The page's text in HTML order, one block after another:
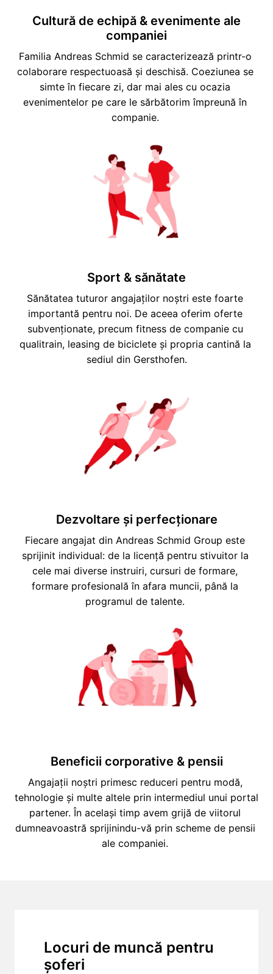
Cultură de echipă & evenimente ale
companiei
Familia Andreas Schmid se caracterizează printr-o
colaborare respectuoasă și deschisă. Coeziunea se
simte în fiecare zi, dar mai ales cu ocazia
evenimentelor pe care le sărbătorim împreună în
companie.
Sport & sănătate
Sănătatea tuturor angajaților noștri este foarte
importantă pentru noi. De aceea oferim oferte
subvenționate, precum fitness de companie cu
qualitrain, leasing de biciclete și propria cantină la
sediul din Gersthofen.
Dezvoltare și perfecționare
Fiecare angajat din Andreas Schmid Group este
sprijinit individual: de la licență pentru stivuitor la
cele mai diverse instruiri, cursuri de formare,
formare profesională în afara muncii, până la
programul de talente.
Beneficii corporative & pensii
Angajații noștri primesc reduceri pentru modă,
tehnologie și multe altele prin intermediul unui portal
partener. În același timp avem grijă de viitorul
dumneavoastră sprijinindu-vă prin scheme de pensii
ale companiei.
Locuri de muncă pentru
șoferi